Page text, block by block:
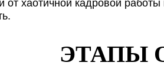
от хаотичной кадровой
ЭТАПЫ